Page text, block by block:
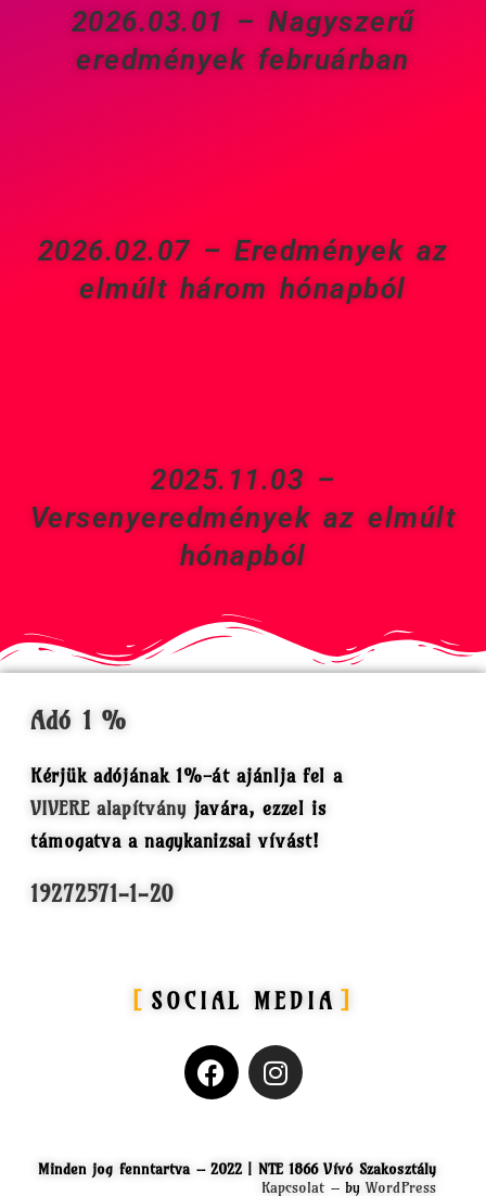
2026.03.01 – Nagyszerű
eredmények februárban
2026.02.07 – Eredmények az
elmúlt három hónapból
2025.11.03 –
Versenyeredmények az elmúlt
hónapból
Adó 1 %
Kérjük adójának 1%-át ajánlja fel a
VIVERE alapítványjavára, ezzel is
támogatva a nagykanizsai vívást!
19272571-1-20
SOCIAL MEDIA
Minden jog fenntartva – 2022 | NTE 1866 Vívó Szakosztály
Kapcsolat – byWordPress